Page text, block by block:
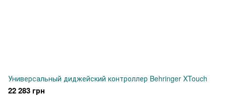
Универсальный диджейский контроллер Behringer XTouch
22 283 грн